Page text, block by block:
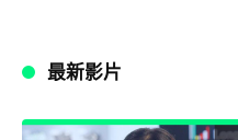
最新影片